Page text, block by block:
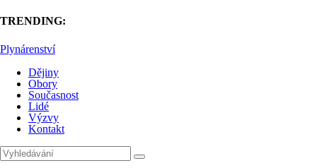
TRENDING:
Plynárenství
Dějiny
Obory
Současnost
Lidé
Výzvy
Kontakt